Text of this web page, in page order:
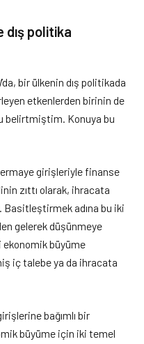
dış politika
’da, bir ülkenin dış politikada
etkenlerden birinin de
belirtmiştim. Konuya bu
girişleriyle finanse
zıttı olarak, ihracata
Basitleştirmek adına bu iki
gelerek düşünmeye
ekonomik büyüme
iç talebe ya da ihracata
bağımlı bir
büyüme için iki temel